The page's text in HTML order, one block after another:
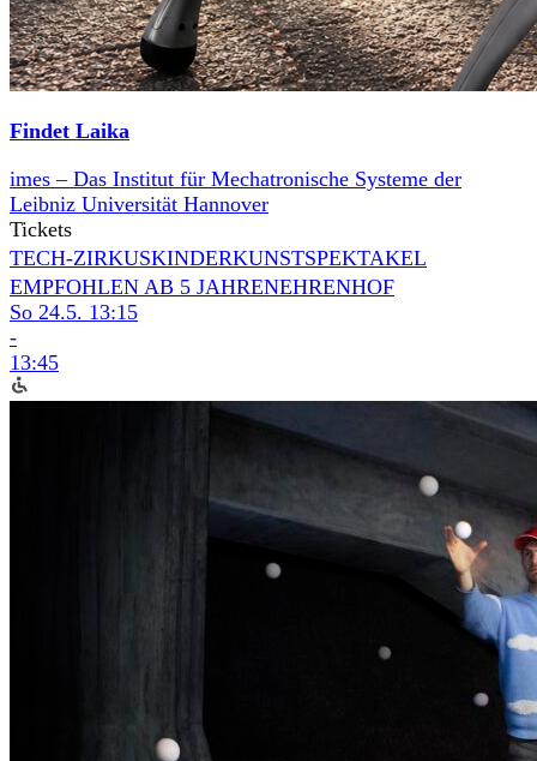
Findet Laika
imes – Das Institut für Mechatronische Systeme der
Leibniz Universität Hannover
Tickets
TECH-ZIRKUSKINDERKUNSTSPEKTAKEL
EMPFOHLEN AB 5 JAHRENEHRENHOF
So 24.5. 13:15
-
13:45